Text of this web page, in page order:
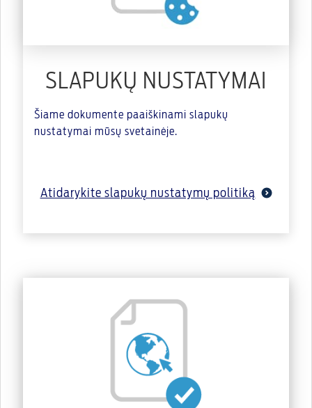
SLAPUKŲ NUSTATYMAI
Šiame dokumente paaiškinami slapukų
nustatymai mūsų svetainėje.
Atidarykite slapukų nustatymų politiką